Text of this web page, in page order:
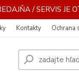
/ SERVIS JE
Kontakty Ochrana